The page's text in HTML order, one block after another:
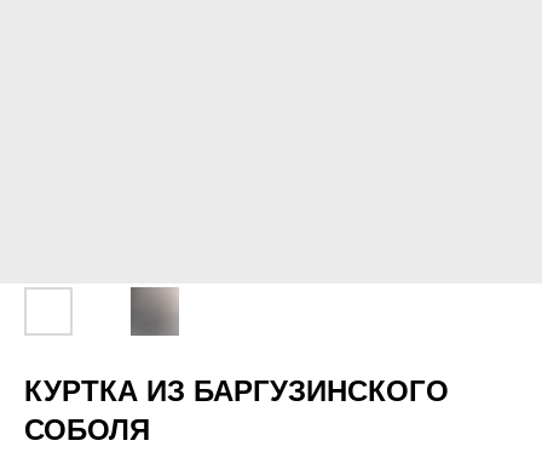
КУРТКА ИЗ БАРГУЗИНСКОГО
СОБОЛЯ